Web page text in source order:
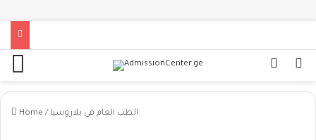
Home / الطب العام في بلاروسيا